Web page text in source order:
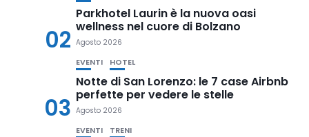
02
Parkhotel Laurin è la nuova oasi
wellness nel cuore di Bolzano
Agosto 2026
03
EVENTI HOTEL
Notte di San Lorenzo: le 7 case Airbnb
perfette per vedere le stelle
Agosto 2026
EVENTI TRENI